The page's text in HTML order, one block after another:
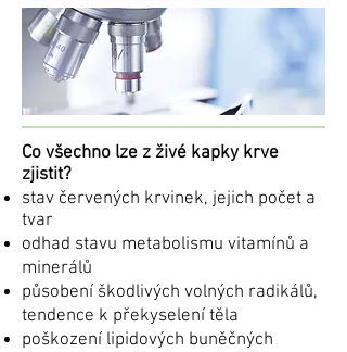
Co všechno lze z živé kapky krve
zjistit?
stav červených krvinek, jejich počet a
tvar
odhad stavu metabolismu vitamínů a
minerálů
působení škodlivých volných radikálů,
tendence k překyselení těla
poškození lipidových buněčných